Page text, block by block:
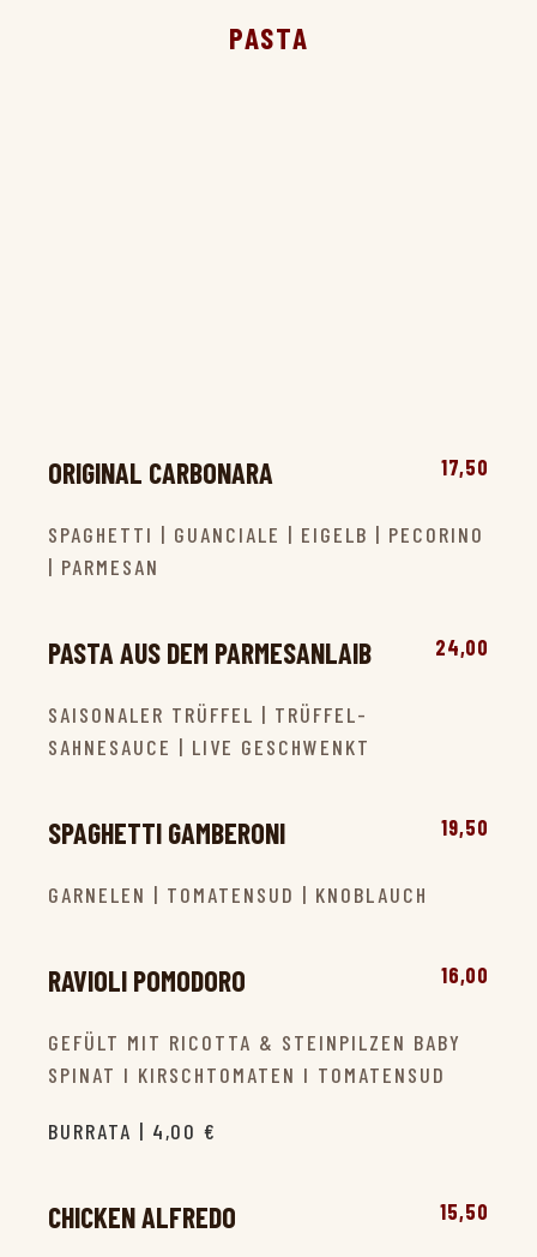
PASTA
ORIGINAL CARBONARA 17,50
SPAGHETTI | GUANCIALE | EIGELB | PECORINO
| PARMESAN
PASTA AUS DEM PARMESANLAIB 24,00
SAISONALER TRÜFFEL | TRÜFFEL-
SAHNESAUCE | LIVE GESCHWENKT
SPAGHETTI GAMBERONI 19,50
GARNELEN | TOMATENSUD | KNOBLAUCH
RAVIOLI POMODORO 16,00
GEFÜLT MIT RICOTTA & STEINPILZEN BABY
SPINAT I KIRSCHTOMATEN I TOMATENSUD
BURRATA | 4,00 €
CHICKEN ALFREDO 15,50